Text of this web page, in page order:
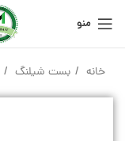
منو
خانه بست شیلنگ